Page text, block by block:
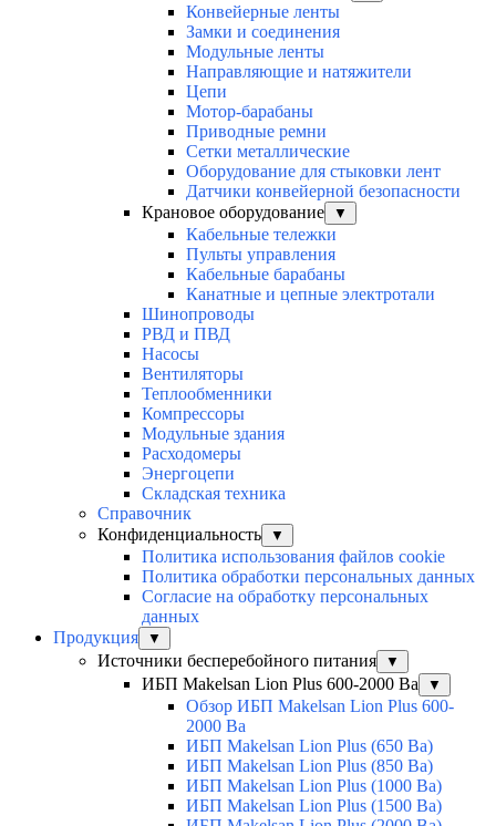
Конвейерные ленты
Замки и соединения
Модульные ленты
Направляющие и натяжители
Цепи
Мотор-барабаны
Приводные ремни
Сетки металлические
Оборудование для стыковки лент
Датчики конвейерной безопасности
Крановое оборудование
▼
Кабельные тележки
Пульты управления
Кабельные барабаны
Канатные и цепные электротали
Шинопроводы
РВД и ПВД
Насосы
Вентиляторы
Теплообменники
Компрессоры
Модульные здания
Расходомеры
Энергоцепи
Складская техника
Справочник
Конфиденциальность
▼
Политика использования файлов cookie
Политика обработки персональных данных
Согласие на обработку персональных
данных
Продукция
▼
Источники бесперебойного питания ▼
ИБП Makelsan Lion Plus 600-2000 Ва ▼
Обзор ИБП Makelsan Lion Plus 600-
2000 Вa
ИБП Makelsan Lion Plus (650 Ва)
ИБП Makelsan Lion Plus (850 Ва)
ИБП Makelsan Lion Plus (1000 Ва)
ИБП Makelsan Lion Plus (1500 Ва)